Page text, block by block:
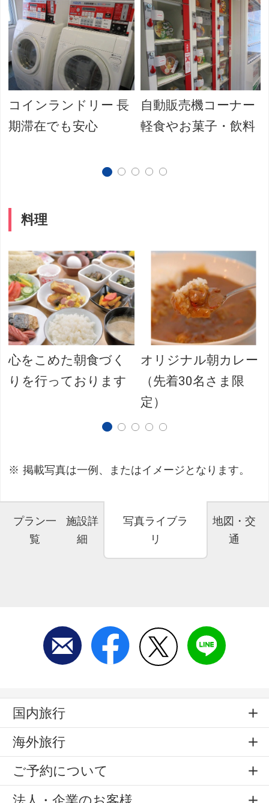
コインランドリー 長
期滞在でも安心
自動販売機コーナー
軽食やお菓子・飲料
料理
心をこめた朝食づく
りを行っております
オリジナル朝カレー
（先着30名さま限
定）
掲載写真は一例、またはイメージとなります。
プラン一
覧
施設詳
細
写真ライブラ
リ
地図・交
通
国内旅行
海外旅行
ご予約について